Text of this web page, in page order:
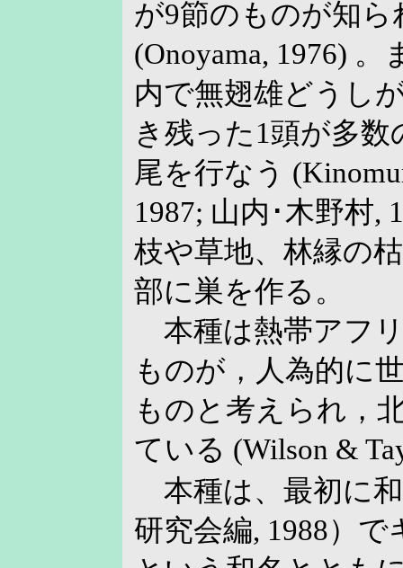
が9節のものが知ら
(Onoyama, 1976)
内で無翅雄どうし
き残った1頭が多
尾を行なう
1987; 山内･木野村,
枝や草地、林縁の
部に巣を作る。
本種は熱帯アフ
ものが，人為的に
ものと考えられ，
ている (Wilson &
本種は、最初に
研究会編, 1988）